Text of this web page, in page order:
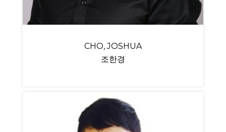
CHO, JOSHUA
조한경